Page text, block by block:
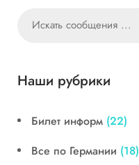
Наши рубрики
Билет информ (22)
Все по Германии (18)